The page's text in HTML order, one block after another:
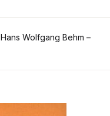
Hans Wolfgang Behm –